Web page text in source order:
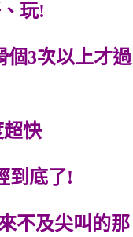
玩!
個3次以上才過
快
到底了!
不及尖叫的那